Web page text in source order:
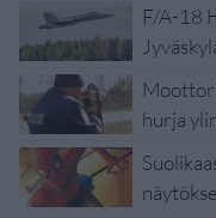
F/A-18
hurja